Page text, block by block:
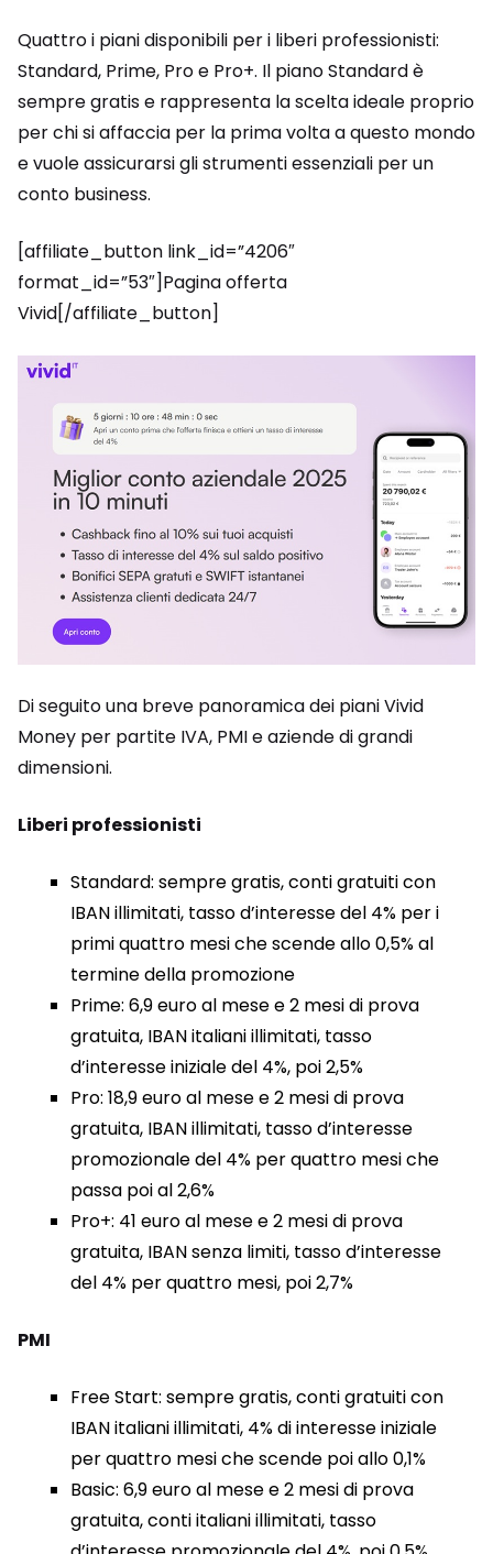
Quattro i piani disponibili per i liberi professionisti:
Standard, Prime, Pro e Pro+. Il piano Standard è
sempre gratis e rappresenta la scelta ideale proprio
per chi si affaccia per la prima volta a questo mondo
e vuole assicurarsi gli strumenti essenziali per un
conto business.
[affiliate_button link_id=”4206″
format_id=”53″]Pagina offerta
Vivid[/affiliate_button]
Di seguito una breve panoramica dei piani Vivid
Money per partite IVA, PMI e aziende di grandi
dimensioni.
Liberi professionisti
Standard: sempre gratis, conti gratuiti con
IBAN illimitati, tasso d’interesse del 4% per i
primi quattro mesi che scende allo 0,5% al
termine della promozione
Prime: 6,9 euro al mese e 2 mesi di prova
gratuita, IBAN italiani illimitati, tasso
d’interesse iniziale del 4%, poi 2,5%
Pro: 18,9 euro al mese e 2 mesi di prova
gratuita, IBAN illimitati, tasso d’interesse
promozionale del 4% per quattro mesi che
passa poi al 2,6%
Pro+: 41 euro al mese e 2 mesi di prova
gratuita, IBAN senza limiti, tasso d’interesse
del 4% per quattro mesi, poi 2,7%
PMI
Free Start: sempre gratis, conti gratuiti con
IBAN italiani illimitati, 4% di interesse iniziale
per quattro mesi che scende poi allo 0,1%
Basic: 6,9 euro al mese e 2 mesi di prova
gratuita, conti italiani illimitati, tasso